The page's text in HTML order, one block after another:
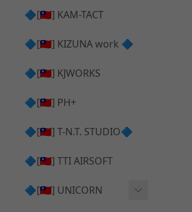
Hi-capa 內部升級
G5 原廠零件
G17 GEN.3 原廠零件
AR ⧸ M4 GBB 升級套件
ICS 成槍
🔷[🇹🇼] KAM-TACT
🔷[🇹🇼] KIZUNA work 🔷
🔷[🇹🇼] KJWORKS
🔷[🇹🇼] PH+
🔷[🇹🇼] T-N.T. STUDIO🔷
🔷[🇹🇼] TTI AIRSOFT
🔷[🇹🇼] UNICORN